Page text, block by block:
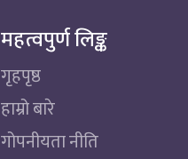
महत्वपुर्ण लिङ्क
गृहपृष्ठ
हाम्रो बारे
गोपनीयता नीति